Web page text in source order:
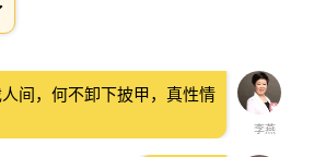
李燕
间，何不卸下披甲，真性情